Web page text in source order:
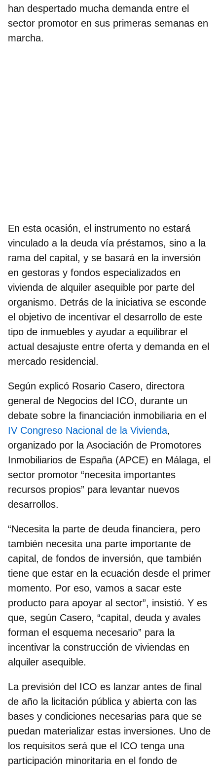
han despertado mucha demanda entre el
sector promotor en sus primeras semanas en
marcha.
En esta ocasión, el instrumento no estará
vinculado a la deuda vía préstamos, sino a la
rama del capital, y se basará en la inversión
en gestoras y fondos especializados en
vivienda de alquiler asequible por parte del
organismo. Detrás de la iniciativa se esconde
el objetivo de incentivar el desarrollo de este
tipo de inmuebles y ayudar a equilibrar el
actual desajuste entre oferta y demanda en el
mercado residencial.
Según explicó Rosario Casero, directora
general de Negocios del ICO, durante un
debate sobre la financiación inmobiliaria en el
IV Congreso Nacional de la Vivienda,
organizado por la Asociación de Promotores
Inmobiliarios de España (APCE) en Málaga, el
sector promotor “necesita importantes
recursos propios” para levantar nuevos
desarrollos.
“Necesita la parte de deuda financiera, pero
también necesita una parte importante de
capital, de fondos de inversión, que también
tiene que estar en la ecuación desde el primer
momento. Por eso, vamos a sacar este
producto para apoyar al sector”, insistió. Y es
que, según Casero, “capital, deuda y avales
forman el esquema necesario” para la
incentivar la construcción de viviendas en
alquiler asequible.
La previsión del ICO es lanzar antes de final
de año la licitación pública y abierta con las
bases y condiciones necesarias para que se
puedan materializar estas inversiones. Uno de
los requisitos será que el ICO tenga una
participación minoritaria en el fondo de